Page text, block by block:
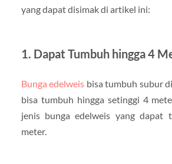
yang dapat disimak di artikel ini:
1. Dapat Tumbuh hingga 4
Bunga edelweis bisa tumbuh subur
bisa tumbuh hingga setinggi 4
jenis bunga edelweis yang dapat
meter.